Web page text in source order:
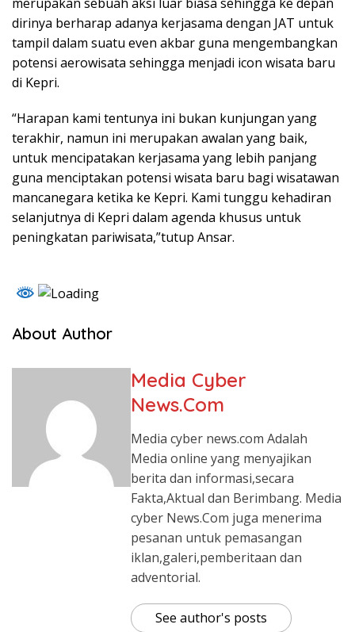
dirinya berharap adanya kerjasama dengan JAT untuk
tampil dalam suatu even akbar guna mengembangkan
potensi aerowisata sehingga menjadi icon wisata baru
di Kepri.
“Harapan kami tentunya ini bukan kunjungan yang
terakhir, namun ini merupakan awalan yang baik,
untuk mencipatakan kerjasama yang lebih panjang
guna menciptakan potensi wisata baru bagi wisatawan
mancanegara ketika ke Kepri. Kami tunggu kehadiran
selanjutnya di Kepri dalam agenda khusus untuk
peningkatan pariwisata,”tutup Ansar.
About Author
Media Cyber
News.Com
Media cyber news.com Adalah
Media online yang menyajikan
berita dan informasi,secara
Fakta,Aktual dan Berimbang. Media
cyber News.Com juga menerima
pesanan untuk pemasangan
iklan,galeri,pemberitaan dan
adventorial.
See author's posts